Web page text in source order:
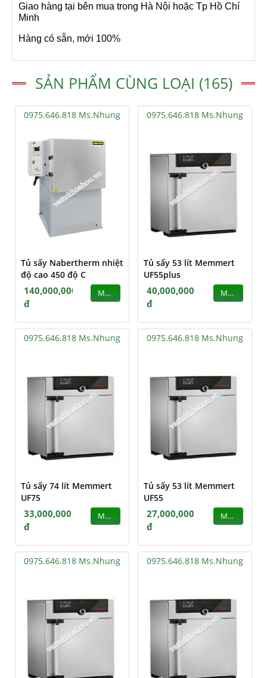
Giao hàng tại bên mua trong Hà Nội hoặc Tp Hồ Chí
Minh
Hàng có sẵn, mới 100%
SẢN PHẨM CÙNG LOẠI (165)
0975.646.818 Ms.Nhung
Tủ sấy Nabertherm nhiệt
độ cao 450 độ C
140,000,000
đ
MUA
0975.646.818 Ms.Nhung
Tủ sấy 53 lít Memmert
UF55plus
40,000,000
đ
MUA
0975.646.818 Ms.Nhung
Tủ sấy 74 lít Memmert
UF75
33,000,000
đ
MUA
0975.646.818 Ms.Nhung
Tủ sấy 53 lít Memmert
UF55
27,000,000
đ
MUA
0975.646.818 Ms.Nhung 0975.646.818 Ms.Nhung